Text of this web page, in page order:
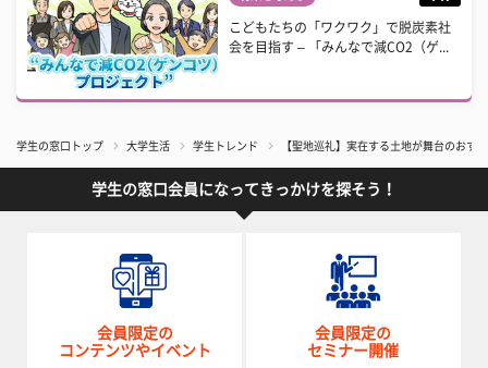
こどもたちの「ワクワク」で脱炭素社
会を目指す – 「みんなで減CO2（ゲ...
学生の窓口トップ 大学生活 学生トレンド 【聖地巡礼】実在する土地が舞台のおす
学生の窓口会員になってきっかけを探そう！
会員限定の
コンテンツやイベント
会員限定の
セミナー開催